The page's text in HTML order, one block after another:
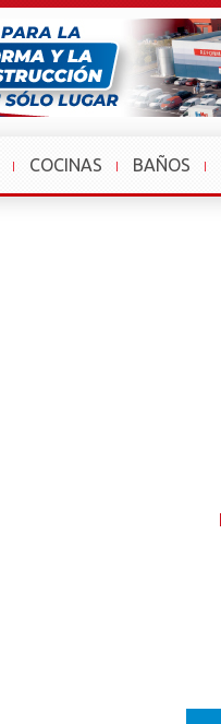
COCINAS BAÑOS